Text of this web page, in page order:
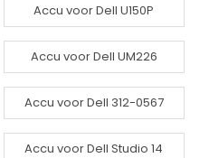
Accu voor Dell U150P
Accu voor Dell UM226
Accu voor Dell 312-0567
Accu voor Dell Studio 14